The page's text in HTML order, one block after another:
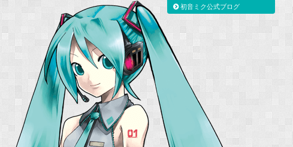
初音ミク公式ブログ